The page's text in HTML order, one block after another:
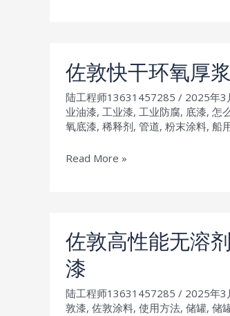
防
腐
油
漆
族
聚
氨
酯
漆
风
电
塔
配
件
佐敦快干环氧厚
陆工程师13631457285 / 2025年3
业油漆, 工业漆, 工业防腐, 底漆, 怎
氧底漆, 稀释剂, 管道, 粉末涂料, 船
佐
环
氧
厚
浆
漆
Read More »
佐敦高性能无溶
漆
陆工程师13631457285 / 2025年3
敦漆, 佐敦涂料, 使用方法, 储罐, 储